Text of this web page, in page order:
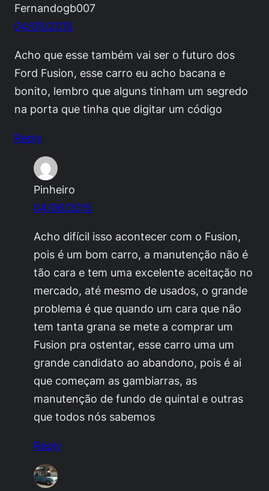
Fernandogb007
04/05/2015
Acho que esse também vai ser o futuro dos
Ford Fusion, esse carro eu acho bacana e
bonito, lembro que alguns tinham um segredo
na porta que tinha que digitar um código
Reply
Pinheiro
04/06/2015
Acho difícil isso acontecer com o Fusion,
pois é um bom carro, a manutenção não é
tão cara e tem uma excelente aceitação no
mercado, até mesmo de usados, o grande
problema é que quando um cara que não
tem tanta grana se mete a comprar um
Fusion pra ostentar, esse carro uma um
grande candidato ao abandono, pois é ai
que começam as gambiarras, as
manutenção de fundo de quintal e outras
que todos nós sabemos
Reply